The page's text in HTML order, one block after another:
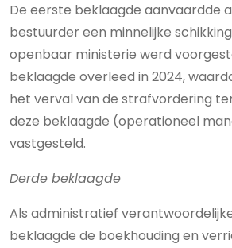
De eerste beklaagde aanvaardde
bestuurder een minnelijke
openbaar ministerie werd
beklaagde overleed in 2024,
het verval van de strafvordering
deze beklaagde (operationeel
vastgesteld.
Derde beklaagde
Als administratief
beklaagde de boekhouding en